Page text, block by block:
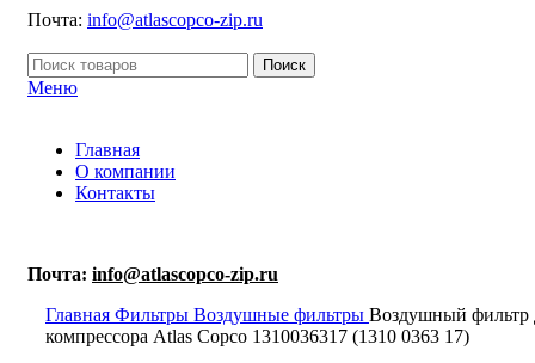
Почта: info@atlascopco-zip.ru
Поиск
Меню
Главная
О компании
Контакты
Почта: info@atlascopco-zip.ru
Главная Фильтры Воздушные фильтры Воздушный фильтр
компрессора Atlas Copco 1310036317 (1310 0363 17)